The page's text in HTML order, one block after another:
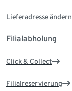
Lieferadresse ändern
Filialabholung
Click & Collect
Filialreservierung